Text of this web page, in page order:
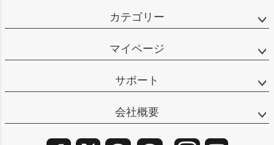
カテゴリー
マイページ
サポート
会社概要